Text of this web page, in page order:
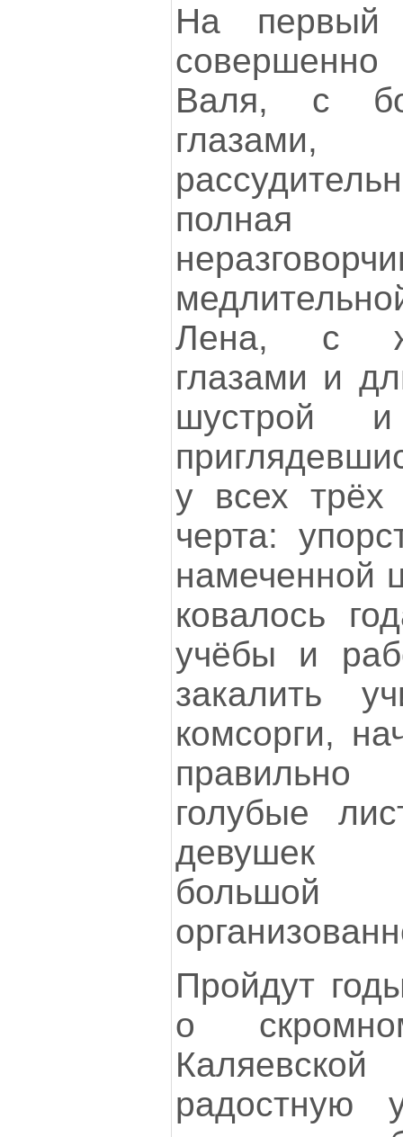
На первый
Валя, с
Лена, с
глазами и
шустрой
у всех
черта:
намеченной
ковалось
учёбы и
закалить
комсорги,
голубые
девушек
Пройдут
о
радостную